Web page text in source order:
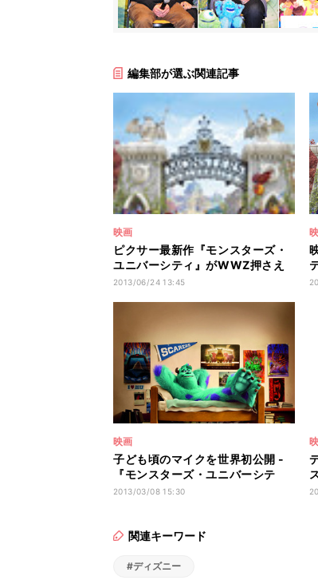
編集部が選ぶ関連記事
映画
ピクサー最新作『モンスターズ・
ユニバーシティ』がWWZ押さえ
首位 - 全米週末興収
2013/06/24 13:45
映画
子ども頃のマイクを世界初公開 -
『モンスターズ・ユニバーシテ
ィ』予告映像
2013/03/08 15:30
関連キーワード
#ディズニー